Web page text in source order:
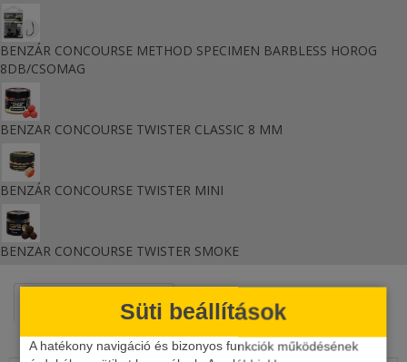
Süti beállítások
A hatékony navigáció és bizonyos funkciók működésének
BENZÁR CONCOURSE METHOD SPECIMEN BARBLESS HOROG
8DB/CSOMAG
BENZAR CONCOURSE TWISTER CLASSIC 8 MM
BENZÁR CONCOURSE TWISTER MINI
BENZAR CONCOURSE TWISTER SMOKE
HASONLÓ TERMÉKEK KAPCSOLÓDÓ ÍRÁSOK
KAPCSOLÓDÓ VIDEÓ